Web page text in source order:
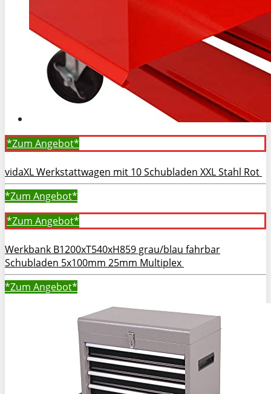
*Zum Angebot*
vidaXL Werkstattwagen mit 10 Schubladen XXL Stahl Rot
*Zum Angebot*
*Zum Angebot*
Werkbank B1200xT540xH859 grau/blau fahrbar
Schubladen 5x100mm 25mm Multiplex
*Zum Angebot*